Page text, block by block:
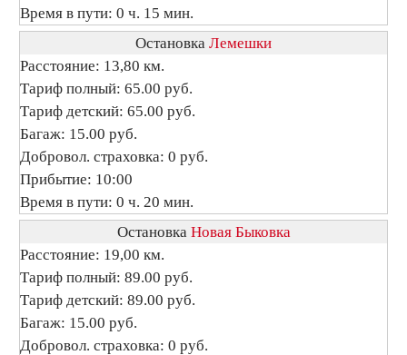
Время в пути: 0 ч. 15 мин.
Остановка Лемешки
Расстояние: 13,80 км.
Тариф полный: 65.00 руб.
Тариф детский: 65.00 руб.
Багаж: 15.00 руб.
Добровол. страховка: 0 руб.
Прибытие: 10:00
Время в пути: 0 ч. 20 мин.
Остановка Новая Быковка
Расстояние: 19,00 км.
Тариф полный: 89.00 руб.
Тариф детский: 89.00 руб.
Багаж: 15.00 руб.
Добровол. страховка: 0 руб.